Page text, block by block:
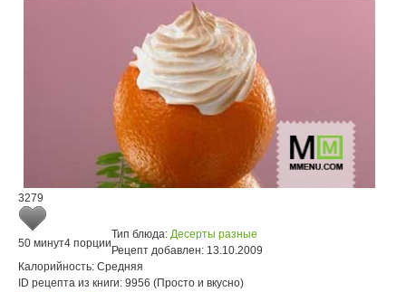
3279
50 минут4 порции
Тип блюда: Десерты разные
Рецепт добавлен: 13.10.2009
Калорийность: Средняя
ID рецепта из книги: 9956 (Просто и вкусно)